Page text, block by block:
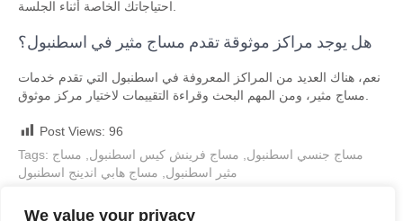
We value your privacy
هل يوجد مراكز موثوقة تقدم مساج مثير في اسطنبول؟
نعم، هناك العديد من المراكز المعروفة في اسطنبول التي تقدم خدمات
Post Views: 96
Tags:
مساج جنسي اسطنبول مساج فرينش كيس اسطنبول
مساج
مثير اسطنبول
مساج هابي اندينج اسطنبول
Post
← اكتشف فوائد مساج لينغام في اسطنبول: رحلة نحو الاسترخاء التام